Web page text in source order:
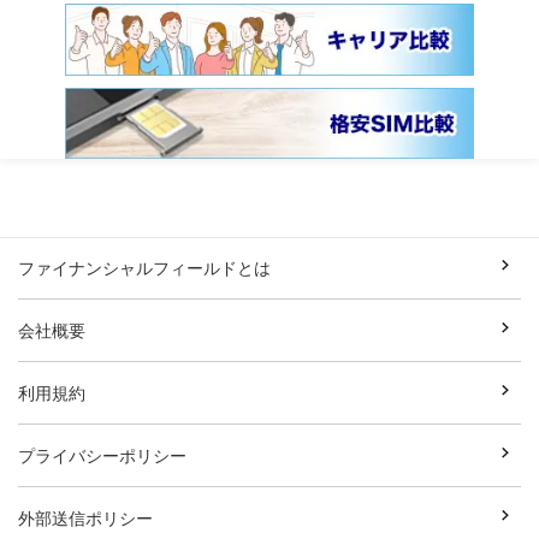
ファイナンシャルフィールドとは
会社概要
利用規約
プライバシーポリシー
外部送信ポリシー